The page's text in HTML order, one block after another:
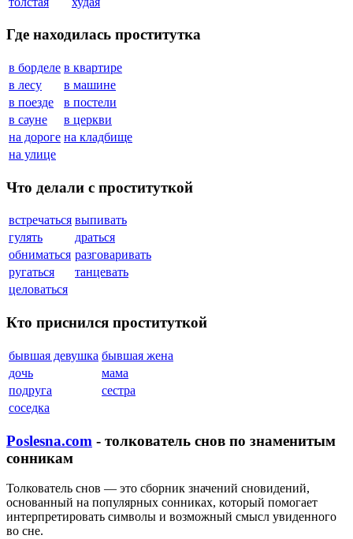
Где находилась проститутка
в борделе в квартире
в лесу
в машине
в поезде
в постели
в сауне
в церкви
на дороге на кладбище
на улице
Что делали с проституткой
встречаться выпивать
гулять
драться
обниматься разговаривать
ругаться
танцевать
целоваться
Кто приснился проституткой
бывшая девушка бывшая жена
дочь
мама
подруга
сестра
соседка
Poslesna.com - толкователь снов по знаменитым
сонникам
Толкователь снов — это сборник значений сновидений,
основанный на популярных сонниках, который помогает
интерпретировать символы и возможный смысл увиденного
во сне.